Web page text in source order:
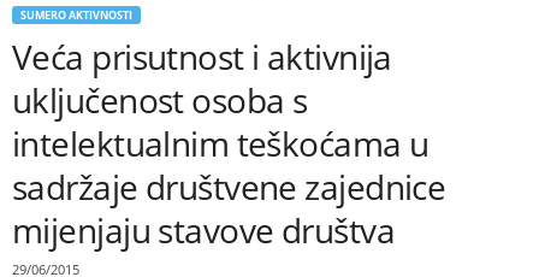
SUMERO AKTIVNOSTI
Veća prisutnost i aktivnija
uključenost osoba s
intelektualnim teškoćama u
sadržaje društvene zajednice
mijenjaju stavove društva
29/06/2015